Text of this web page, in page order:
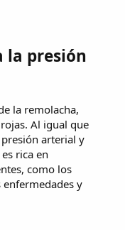
la presión
la remolacha,
Al igual que
arterial y
rica en
como los
y